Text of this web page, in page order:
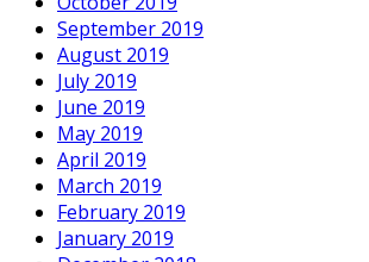
September 2019
August 2019
July 2019
June 2019
May 2019
April 2019
March 2019
February 2019
January 2019